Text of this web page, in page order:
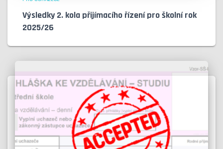
Výsledky 2. kola přijímacího řízení pro školní rok
2025/26